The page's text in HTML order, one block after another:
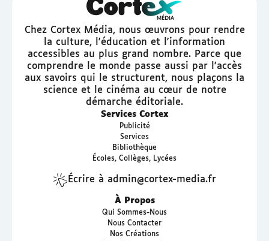
Chez Cortex Média, nous œuvrons pour rendre
la culture, l'éducation et l'information
accessibles au plus grand nombre. Parce que
comprendre le monde passe aussi par l'accès
aux savoirs qui le structurent, nous plaçons la
science et le cinéma au cœur de notre
démarche éditoriale.
Services Cortex
Publicité
Services
Bibliothèque
Écoles, Collèges, Lycées
Écrire à admin@cortex-media.fr
À Propos
Qui Sommes-Nous
Nous Contacter
Nos Créations